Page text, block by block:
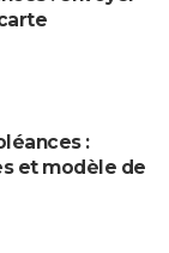
:
et modèle de